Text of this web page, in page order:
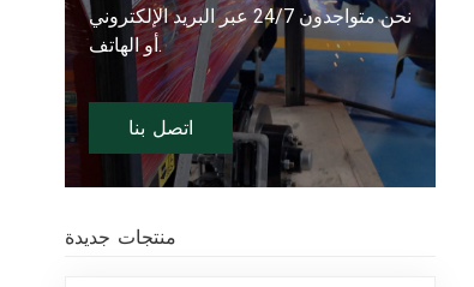
نحن متواجدون 24/7 عبر البريد الإلكتروني
أو الهاتف.
اتصل بنا
منتجات جديدة